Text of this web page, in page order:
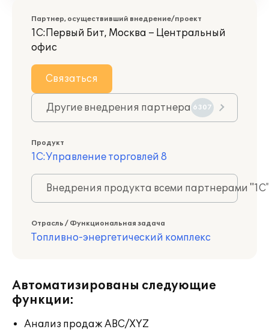
Партнер, осуществивший внедрение/проект
1С:Первый Бит, Москва – Центральный
офис
Связаться
Другие внедрения партнера 6307
Продукт
1С:Управление торговлей 8
Внедрения продукта всеми партнерами
Отрасль / Функциональная задача
Топливно-энергетический комплекс
Автоматизированы следующие
функции:
Анализ продаж ABC/XYZ